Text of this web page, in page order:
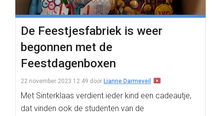
De Feestjesfabriek is weer
begonnen met de
Feestdagenboxen
22 november 2023 12:49 door Lianne Darmeveil
Met Sinterklaas verdient ieder kind een cadeautje,
dat vinden ook de studenten van de